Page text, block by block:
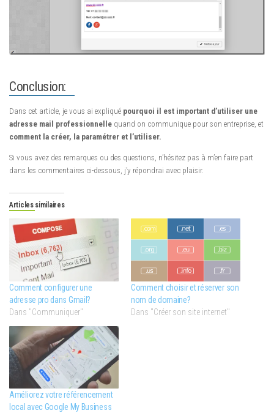
Conclusion:
Dans cet article, je vous ai expliqué pourquoi il est important d’utiliser une
adresse mail professionnelle quand on communique pour son entreprise, et
comment la créer, la paramétrer et l’utiliser.
Si vous avez des remarques ou des questions, n’hésitez pas à m’en faire part
dans les commentaires ci-dessous, j’y répondrai avec plaisir.
Articles similaires
Comment configurer une
adresse pro dans Gmail?
Dans "Communiquer"
Comment choisir et réserver son
nom de domaine?
Dans "Créer son site internet"
Améliorez votre référencement
local avec Google My Business